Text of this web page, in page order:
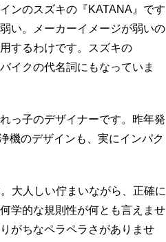
ンのスズキの『KATANA』です
い。メーカーイメージが弱いの
するわけです。スズキの
イクの代名詞にもなっていま
っ子のデザイナーです。昨年発
機のデザインも、実にインパク
大人しい佇まいながら、正確に
学的な規則性が何とも言えませ
がちなペラペラさがありませ